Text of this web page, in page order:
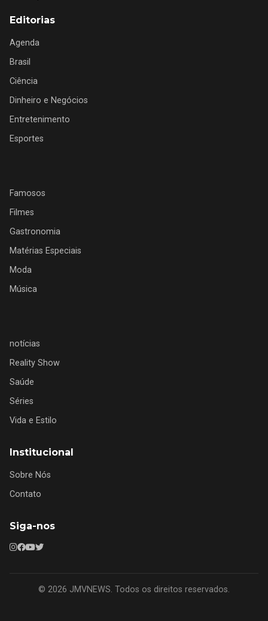
Editorias
Agenda
Brasil
Ciência
Dinheiro e Negócios
Entretenimento
Esportes
Famosos
Filmes
Gastronomia
Matérias Especiais
Moda
Música
notícias
Reality Show
Saúde
Séries
Vida e Estilo
Institucional
Sobre Nós
Contato
Siga-nos
© 2026 JMVNEWS. Todos os direitos reservados.